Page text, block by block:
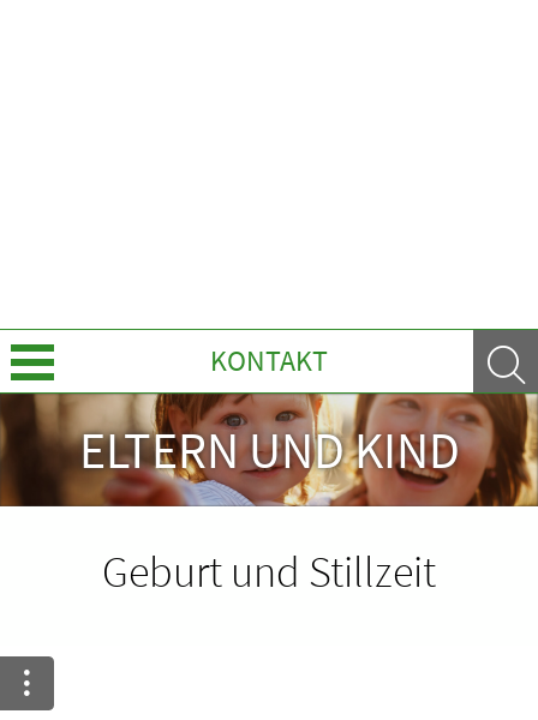
KONTAKT
Über uns
Leistungen
GESUND IM ALTER
ELTERN UND KIND
Geburt und Stillzeit